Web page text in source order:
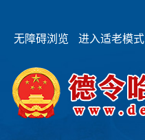
无障碍浏览 进入适老模式